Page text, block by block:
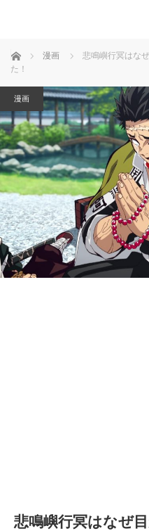
ホーム 漫画
悲鳴嶼行冥はな
た！
漫画
悲鳴嶼行冥はなぜ